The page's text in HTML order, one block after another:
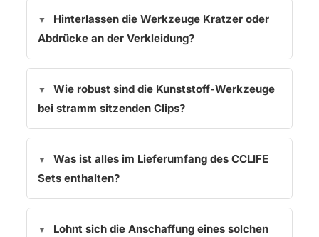
Hinterlassen die Werkzeuge Kratzer oder
Abdrücke an der Verkleidung?
Wie robust sind die Kunststoff-Werkzeuge
bei stramm sitzenden Clips?
Was ist alles im Lieferumfang des CCLIFE
Sets enthalten?
Lohnt sich die Anschaffung eines solchen